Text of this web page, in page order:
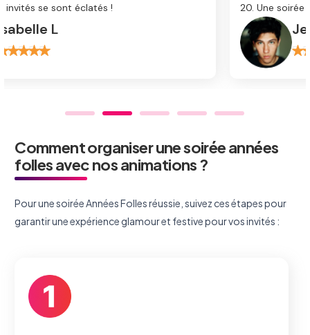
20. Une soirée magnifique !
Comment organiser une soirée années
folles avec nos animations ?
Pour une soirée Années Folles réussie, suivez ces étapes pour
garantir une expérience glamour et festive pour vos invités :